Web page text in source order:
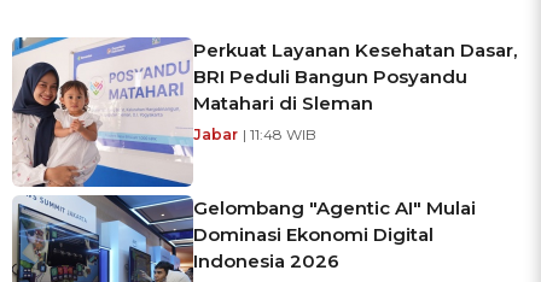
Perkuat Layanan Kesehatan Dasar,
BRI Peduli Bangun Posyandu
Matahari di Sleman
Jabar | 11:48 WIB
Gelombang "Agentic AI" Mulai
Dominasi Ekonomi Digital
Indonesia 2026